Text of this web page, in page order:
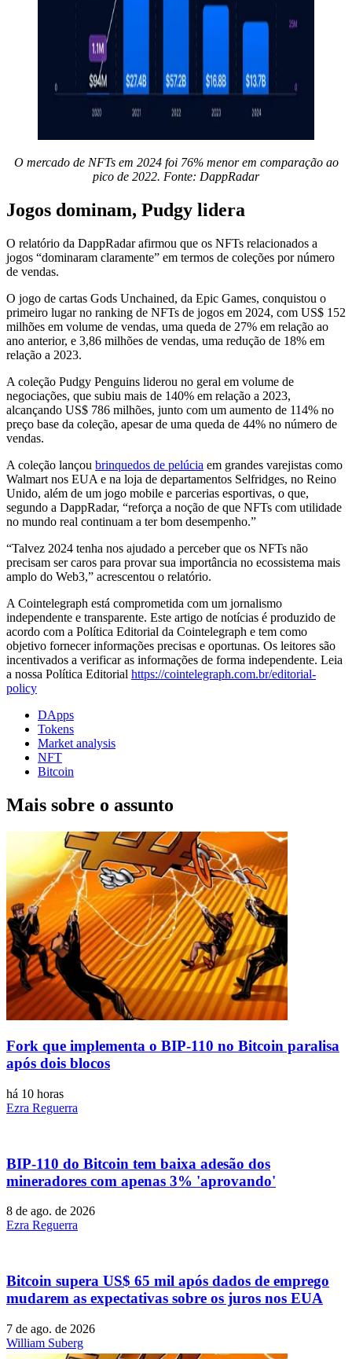
O mercado de NFTs em 2024 foi 76% menor em comparação ao
pico de 2022. Fonte: DappRadar
Jogos dominam, Pudgy lidera
O relatório da DappRadar afirmou que os NFTs relacionados a
jogos “dominaram claramente” em termos de coleções por número
de vendas.
O jogo de cartas Gods Unchained, da Epic Games, conquistou o
primeiro lugar no ranking de NFTs de jogos em 2024, com US$ 152
milhões em volume de vendas, uma queda de 27% em relação ao
ano anterior, e 3,86 milhões de vendas, uma redução de 18% em
relação a 2023.
A coleção Pudgy Penguins liderou no geral em volume de
negociações, que subiu mais de 140% em relação a 2023,
alcançando US$ 786 milhões, junto com um aumento de 114% no
preço base da coleção, apesar de uma queda de 44% no número de
vendas.
A coleção lançou brinquedos de pelúcia em grandes varejistas como
Walmart nos EUA e na loja de departamentos Selfridges, no Reino
Unido, além de um jogo mobile e parcerias esportivas, o que,
segundo a DappRadar, “reforça a noção de que NFTs com utilidade
no mundo real continuam a ter bom desempenho.”
“Talvez 2024 tenha nos ajudado a perceber que os NFTs não
precisam ser caros para provar sua importância no ecossistema mais
amplo do Web3,” acrescentou o relatório.
A Cointelegraph está comprometida com um jornalismo
independente e transparente. Este artigo de notícias é produzido de
acordo com a Política Editorial da Cointelegraph e tem como
objetivo fornecer informações precisas e oportunas. Os leitores são
incentivados a verificar as informações de forma independente. Leia
a nossa Política Editorial https://cointelegraph.com.br/editorial-
policy
DApps
Tokens
Market analysis
NFT
Bitcoin
Mais sobre o assunto
Fork que implementa o BIP-110 no Bitcoin paralisa
após dois blocos
há 10 horas
Ezra Reguerra
BIP-110 do Bitcoin tem baixa adesão dos
mineradores com apenas 3% 'aprovando'
8 de ago. de 2026
Ezra Reguerra
Bitcoin supera US$ 65 mil após dados de emprego
mudarem as expectativas sobre os juros nos EUA
7 de ago. de 2026
William Suberg